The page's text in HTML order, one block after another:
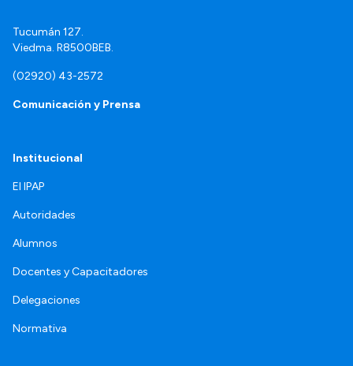
Tucumán 127.
Viedma. R8500BEB.
(02920) 43-2572
Comunicación y Prensa
Institucional
El IPAP
Autoridades
Alumnos
Docentes y Capacitadores
Delegaciones
Normativa